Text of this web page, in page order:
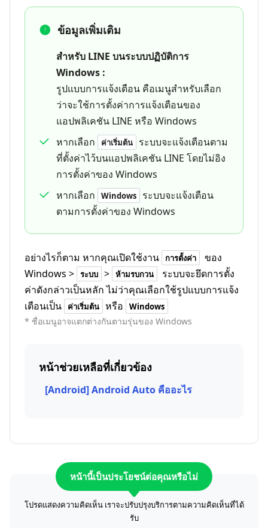
ข้อมูลเพิ่มเติม
สำหรับ LINE บนระบบปฏิบัติการ
Windows :
รูปแบบการแจ้งเตือน คือเมนูสำหรับเลือก
ว่าจะใช้การตั้งค่าการแจ้งเตือนของ
แอปพลิเคชัน LINE หรือ Windows
หากเลือก
ค่าเริ่มต้น
ระบบจะแจ้งเตือนตาม
ที่ตั้งค่าไว้บนแอปพลิเคชัน LINE โดยไม่อิง
การตั้งค่าของ Windows
หากเลือก
Windows
ระบบจะแจ้งเตือน
ตามการตั้งค่าของ Windows
อย่างไรก็ตาม หากคุณเปิดใช้งาน การตั้งค่า
ของ
Windows > ระบบ > ห้ามรบกวน
ระบบจะยึดการตั้ง
ค่าดังกล่าวเป็นหลัก ไม่ว่าคุณเลือกใช้รูปแบบการแจ้ง
เตือนเป็น
ค่าเริ่มต้น หรือ Windows
* ชื่อเมนูอาจแตกต่างกันตามรุ่นของ Windows
หน้าช่วยเหลือที่เกี่ยวข้อง
[Android] Android Auto คืออะไร
หน้านี้เป็นประโยชน์ต่อคุณหรือไม่
โปรดแสดงความคิดเห็น เราจะปรับปรุงบริการตามความคิดเห็นที่ได้
รับ